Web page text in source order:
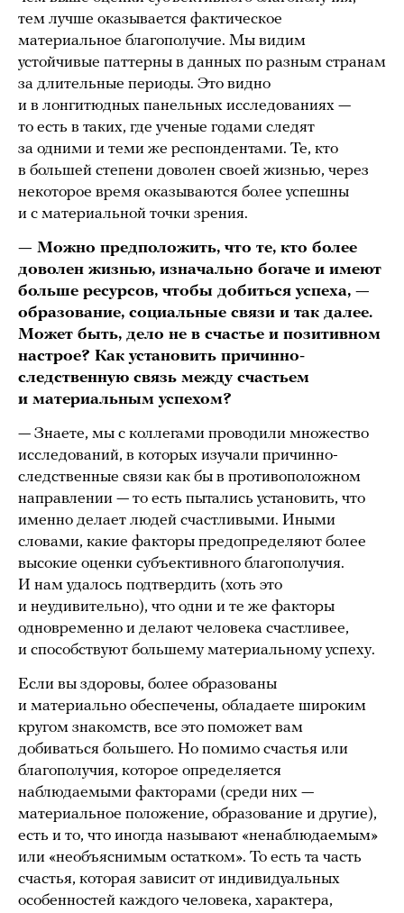
тем лучше оказывается фактическое
материальное благополучие. Мы видим
устойчивые паттерны в данных по разным странам
за длительные периоды. Это видно
и в лонгитюдных панельных исследованиях —
то есть в таких, где ученые годами следят
за одними и теми же респондентами. Те, кто
в большей степени доволен своей жизнью, через
некоторое время оказываются более успешны
и с материальной точки зрения.
— Можно предположить, что те, кто более
доволен жизнью, изначально богаче и имеют
больше ресурсов, чтобы добиться успеха, —
образование, социальные связи и так далее.
Может быть, дело не в счастье и позитивном
настрое? Как установить причинно-
следственную связь между счастьем
и материальным успехом?
— Знаете, мы с коллегами проводили множество
исследований, в которых изучали причинно-
следственные связи как бы в противоположном
направлении — то есть пытались установить, что
именно делает людей счастливыми. Иными
словами, какие факторы предопределяют более
высокие оценки субъективного благополучия.
И нам удалось подтвердить (хоть это
и неудивительно), что одни и те же факторы
одновременно и делают человека счастливее,
и способствуют большему материальному успеху.
Если вы здоровы, более образованы
и материально обеспечены, обладаете широким
кругом знакомств, все это поможет вам
добиваться большего. Но помимо счастья или
благополучия, которое определяется
наблюдаемыми факторами (среди них —
материальное положение, образование и другие),
есть и то, что иногда называют «ненаблюдаемым»
или «необъяснимым остатком». То есть та часть
счастья, которая зависит от индивидуальных
особенностей каждого человека, характера,